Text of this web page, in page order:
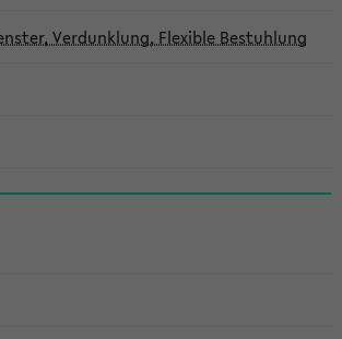
Verdunklung, Flexible Bestuhlung